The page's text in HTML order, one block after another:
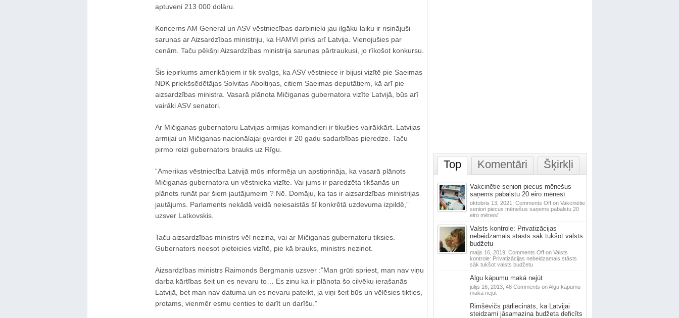
aptuveni 213 000 dolāru.
Koncerns AM General un ASV vēstniecības darbinieki jau ilgāku laiku ir risinājuši
sarunas ar Aizsardzības ministriju, ka HAMVI pirks arī Latvija. Vienojušies par
cenām. Taču pēkšņi Aizsardzības ministrija sarunas pārtraukusi, jo rīkošot konkursu.
Šis iepirkums amerikāņiem ir tik svaīgs, ka ASV vēstniece ir bijusi vizītē pie Saeimas
NDK priekšsēdētājas Solvitas Āboltiņas, citiem Saeimas deputātiem, kā arī pie
aizsardzības ministra. Vasarā plānota Mičiganas gubernatora vizīte Latvijā, būs arī
vairāki ASV senatori.
Ar Mičiganas gubernatoru Latvijas armijas komandieri ir tikušies vairākkārt. Latvijas
armijai un Mičiganas nacionālajai gvardei ir 20 gadu sadarbības pieredze. Taču
pirmo reizi gubernators brauks uz Rīgu.
“Amerikas vēstniecība Latvijā mūs informēja un apstiprināja, ka vasarā plānots
Mičiganas gubernatora un vēstnieka vizīte. Vai jums ir paredzēta tikšanās un
plānots runāt par šiem jautājumeim ? Nē. Domāju, ka tas ir aizsardzības ministrijas
jautājums. Parlaments nekādā veidā neiesaistās šī konkrētā uzdevuma izpildē,”
uzsver Latkovskis.
Taču aizsardzības ministrs vēl nezina, vai ar Mičiganas gubernatoru tiksies.
Gubernators neesot pieteicies vizītē, pie kā brauks, ministrs nezinot.
Aizsardzības ministrs Raimonds Bergmanis uzsver :”Man grūti spriest, man nav viņu
darba kārtības šeit un es nevaru to… Es zinu ka ir plānota šo cilvēku ierašanās
Latvijā, bet man nav datuma un es nevaru pateikt, ja viņi šeit būs un vēlēsies tikties,
protams, vienmēr esmu centies to darīt un darīšu.”
Top Komentāri Šķirkļi
Vakcinētie seniori piecus mēnešus
saņems pabalstu 20 eiro mēnesī
oktobris 13, 2021, Comments Offon Vakcinētie
seniori piecus mēnešus saņems pabalstu 20
eiro mēnesī
Valsts kontrole: Privatizācijas
nebeidzamais stāsts sāk tukšot valsts
budžetu
maijs 16, 2019, Comments Offon Valsts
kontrole: Privatizācijas nebeidzamais stāsts
sāk tukšot valsts budžetu
Algu kāpumu makā nejūt
jūlijs 16, 2013, 48 Comments on Algu kāpumu
makā nejūt
Rimšēvičs pārliecināts, ka Latvijai
steidzami jāsamazina budžeta deficīts